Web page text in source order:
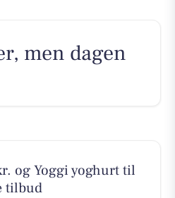
men dagen
og Yoggi yoghurt til
tilbud